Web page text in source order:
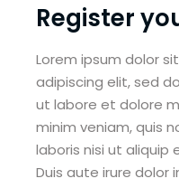
Register
Lorem ipsum dolor
adipiscing elit, sed
ut labore et dolore
minim veniam, quis
laboris nisi ut
Duis aute irure dolor